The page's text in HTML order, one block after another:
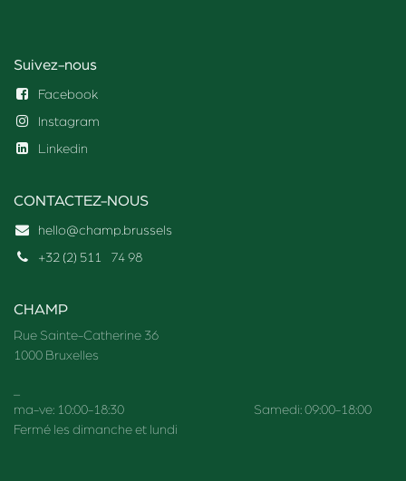
Suivez-nous
Facebook
Instagram
Linkedin
CONTACTEZ-NOUS
hello@champ.brussels
+32 (2) 511
74 98
CHAMP
Rue Sainte-Catherine 36
1000 Bruxelles
ma-ve: 10:00-18:30 Samedi: 09:00-18:00
Fermé les dimanche et lundi